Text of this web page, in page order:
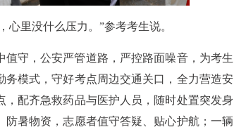
里没什么压力。”参考考生说。
守，公安严管道路，严控路面噪音，为考生
模式，守好考点周边交通关口，全力营造安
配齐急救药品与医护人员，随时处置突发身
暑物资，志愿者值守答疑、贴心护航；一辆